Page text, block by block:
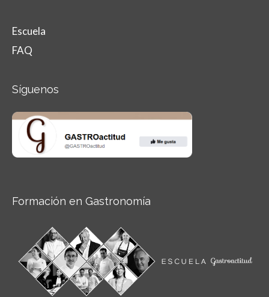
Escuela
FAQ
Síguenos
Formación en Gastronomía